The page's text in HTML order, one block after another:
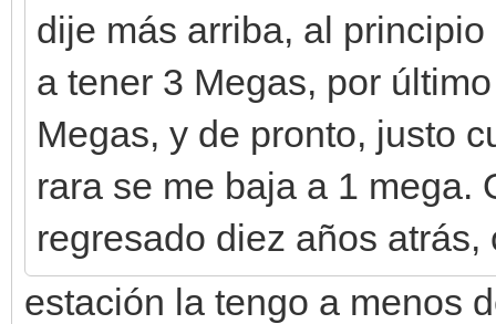
dije más arriba, al
a tener 3 Megas, por
Megas, y de pronto, justo
rara se me baja a 1 mega.
regresado diez años
estación la tengo a menos